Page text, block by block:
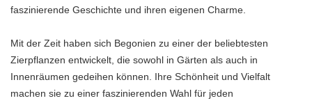
faszinierende Geschichte und ihren eigenen Charme.
Mit der Zeit haben sich Begonien zu einer der beliebtesten
Zierpflanzen entwickelt, die sowohl in Gärten als auch in
Innenräumen gedeihen können. Ihre Schönheit und Vielfalt
machen sie zu einer faszinierenden Wahl für jeden